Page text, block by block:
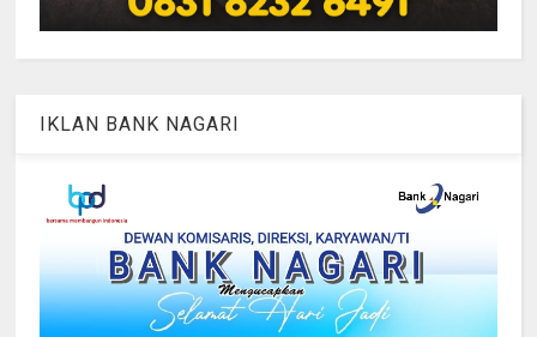
IKLAN BANK NAGARI